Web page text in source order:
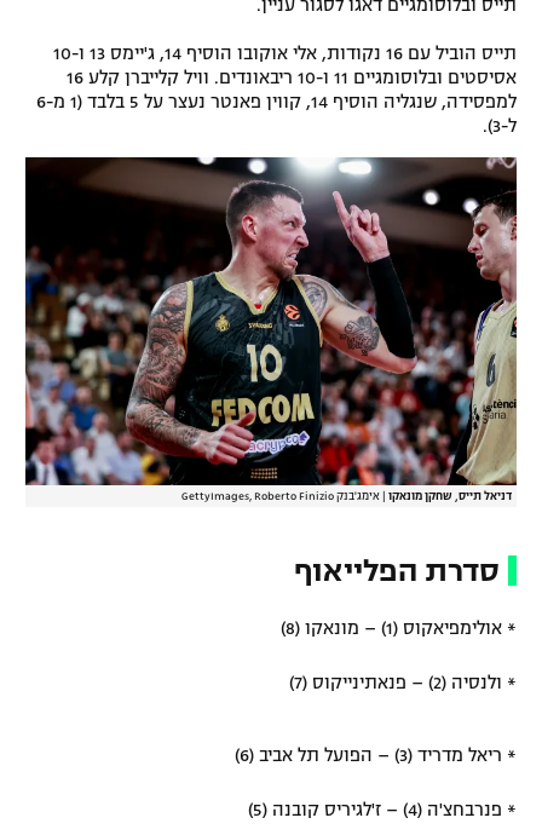
מדיניות פרטיות
תקנון פעילות ספורט 1
רשיון להקרנה פומבית לבית עסק
הצטרפות לחבילת הערוצים
לוח דרושים – ג'ובנט
תגיות
המגזין
אומנויות לחימה
גיימינג E-Sports
תייס ובלוסומגיים דאגו לסגור עניין.
תייס הוביל עם 16 נקודות, אלי אוקובו הוסיף 14, ג'יימס 13 ו-10
אסיסטים ובלוסומגיים 11 ו-10 ריבאונדים. וויל קלייברן קלע 16
למפסידה, שנגליה הוסיף 14, קווין פאנטר נעצר על 5 בלבד (1 מ-6
ל-3).
דניאל תייס, שחקן מונאקו אימג'בנק GettyImages, Roberto Finizio
סדרת הפלייאוף
* אולימפיאקוס (1) – מונאקו (8)
* ולנסיה (2) – פנאתינייקוס (7)
* ריאל מדריד (3) – הפועל תל אביב (6)
* פנרבחצ'ה (4) – ז'לגיריס קובנה (5)